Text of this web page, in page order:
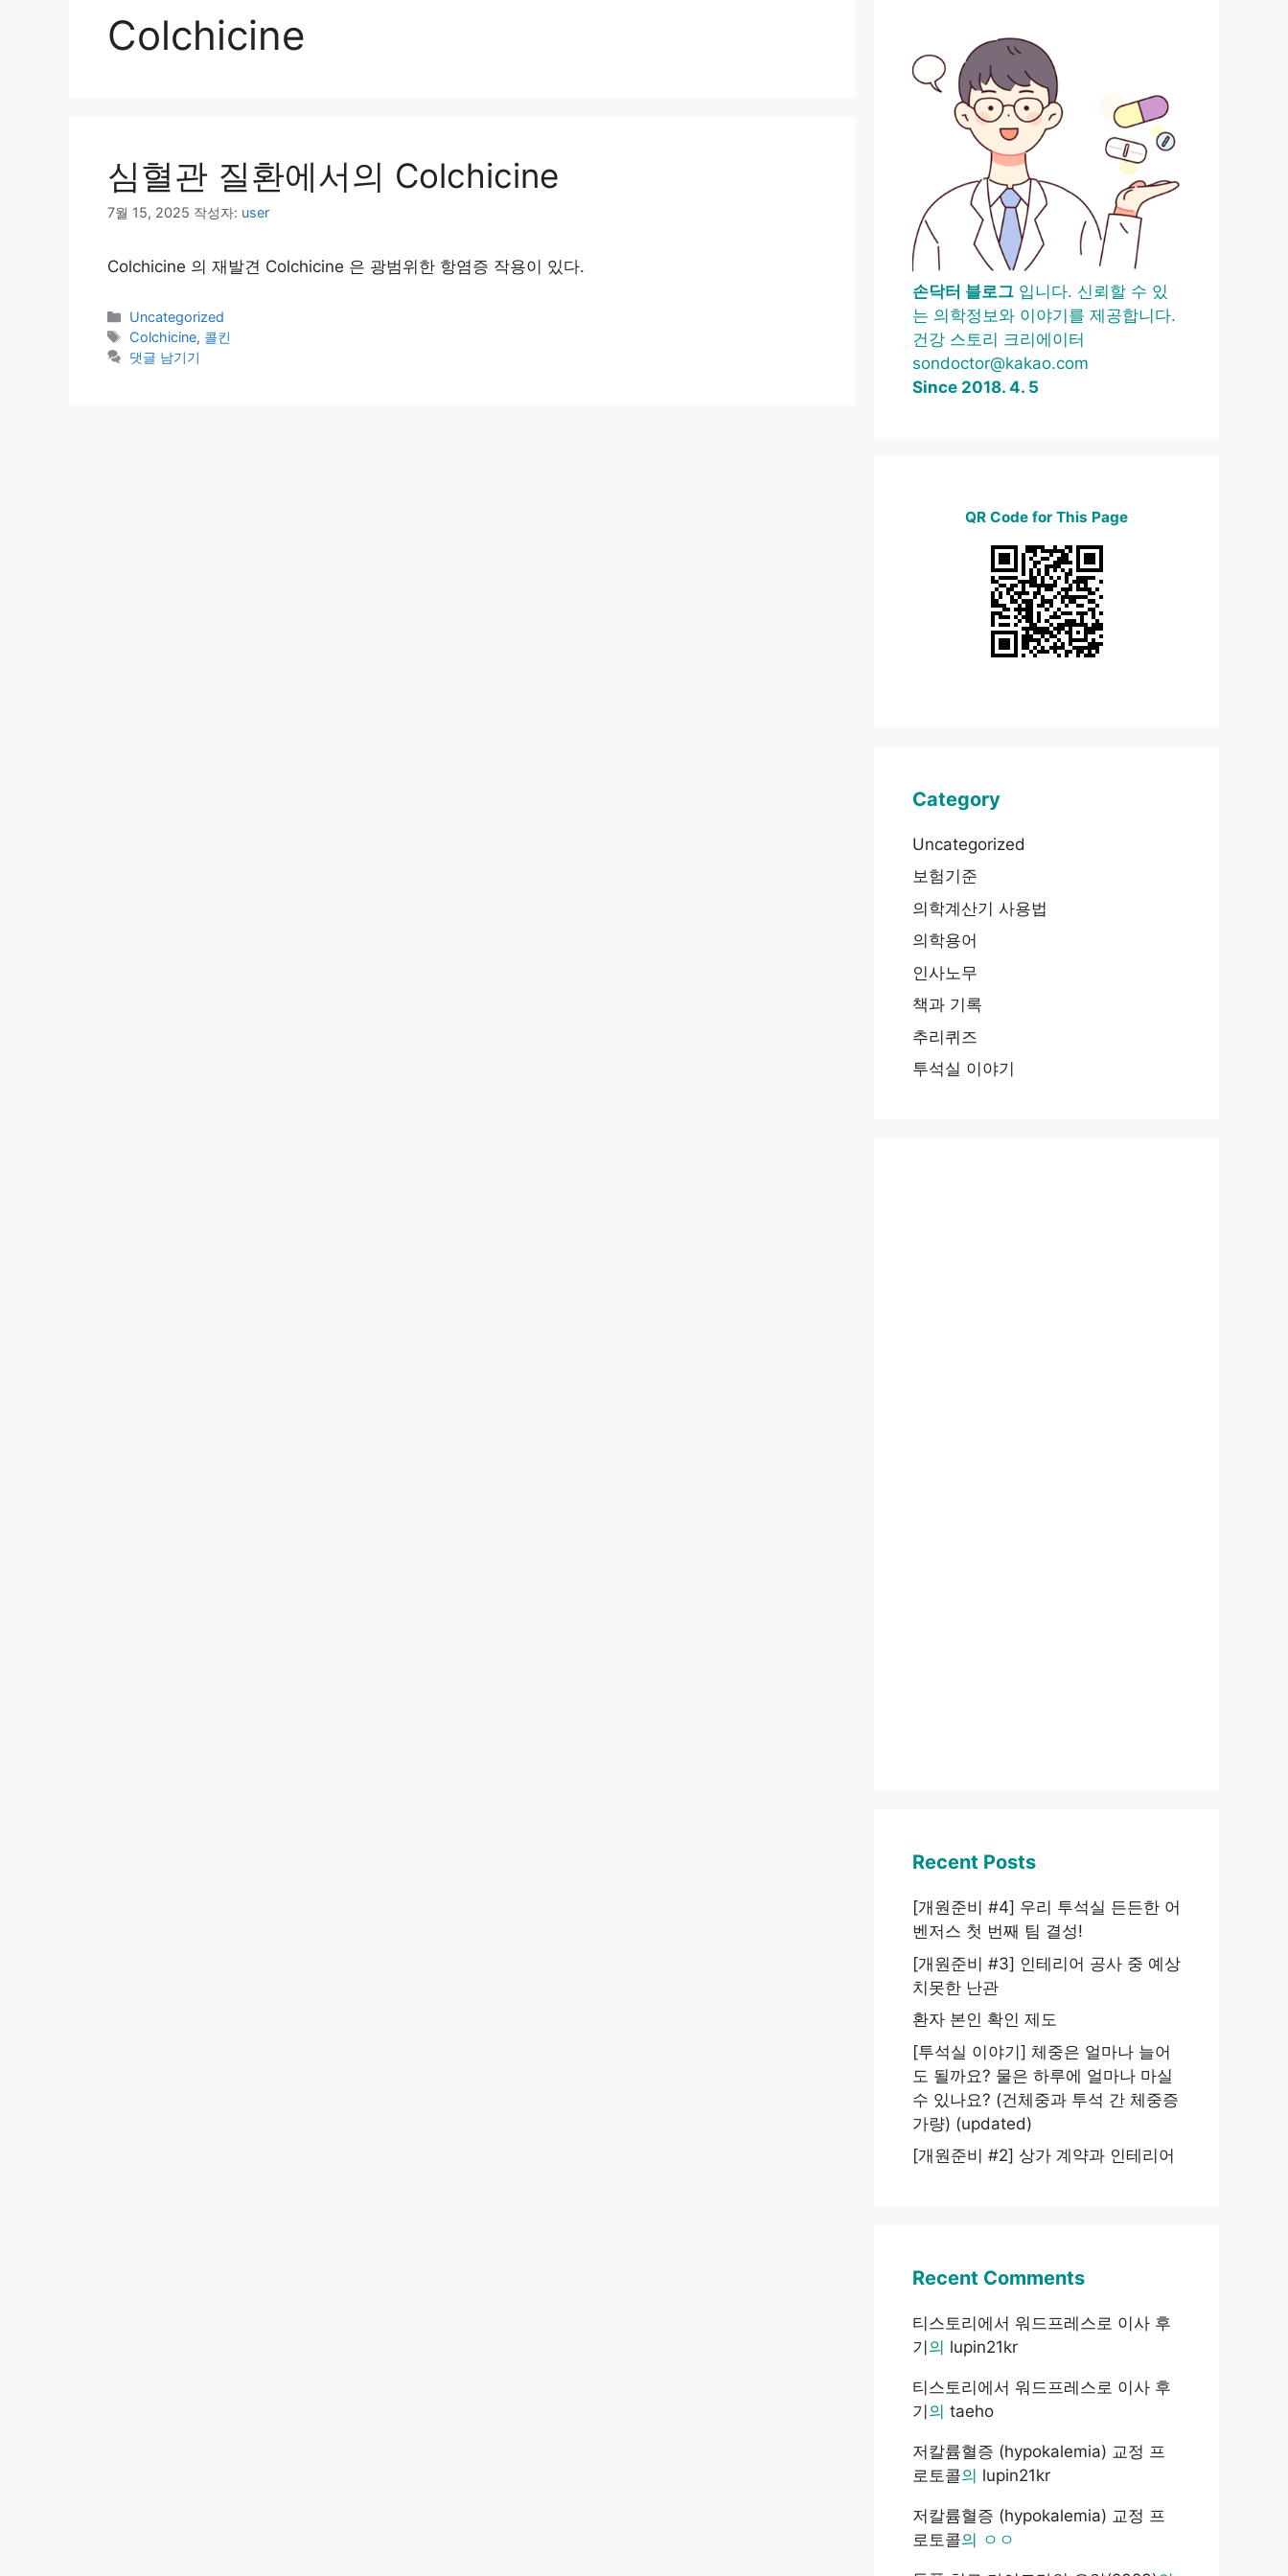
Colchicine
심혈관 질환에서의 Colchicine
7월 15, 2025 작성자: user
Colchicine 의 재발견 Colchicine 은 광범위한 항염증 작용이 있다.
카
테
고
Uncategorized
태
그
Colchicine, 콜킨
댓글 남기기
손닥터 블로그 입니다. 신뢰할 수 있
는 의학정보와 이야기를 제공합니다.
건강 스토리 크리에이터
sondoctor@kakao.com
Since 2018. 4. 5
QR Code for This Page
Category
Uncategorized
보험기준
의학계산기 사용법
의학용어
인사노무
책과 기록
추리퀴즈
투석실 이야기
Recent Posts
[개원준비 #4] 우리 투석실 든든한 어
벤저스 첫 번째 팀 결성!
[개원준비 #3] 인테리어 공사 중 예상
치못한 난관
환자 본인 확인 제도
[투석실 이야기] 체중은 얼마나 늘어
도 될까요? 물은 하루에 얼마나 마실
수 있나요? (건체중과 투석 간 체중증
가량) (updated)
[개원준비 #2] 상가 계약과 인테리어
Recent Comments
티스토리에서 워드프레스로 이사 후
기 의 lupin21kr
티스토리에서 워드프레스로 이사 후
기 의 taeho
저칼륨혈증 (hypokalemia) 교정 프
로토콜의 lupin21kr
저칼륨혈증 (hypokalemia) 교정 프
로토콜의 ㅇㅇ